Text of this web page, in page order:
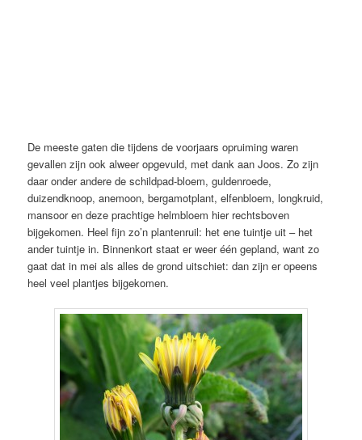
De meeste gaten die tijdens de voorjaars opruiming waren
gevallen zijn ook alweer opgevuld, met dank aan Joos. Zo zijn
daar onder andere de schildpad-bloem, guldenroede,
duizendknoop, anemoon, bergamotplant, elfenbloem, longkruid,
mansoor en deze prachtige helmbloem hier rechtsboven
bijgekomen. Heel fijn zo’n plantenruil: het ene tuintje uit – het
ander tuintje in. Binnenkort staat er weer één gepland, want zo
gaat dat in mei als alles de grond uitschiet: dan zijn er opeens
heel veel plantjes bijgekomen.